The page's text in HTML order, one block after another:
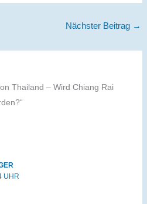
Nächster Beitrag →
Thailand – Wird Chiang Rai
UHR